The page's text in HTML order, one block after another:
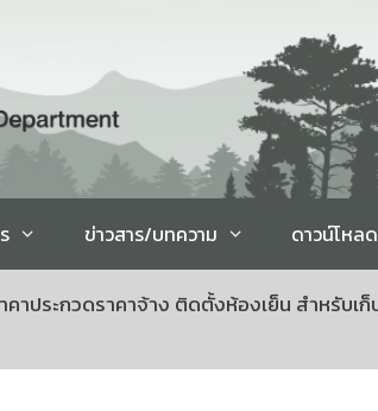
ข่าวสาร/บทความ ดาวน์โหลด
คาประกวดราคาจ้าง ติดตั้งห้องเย็น สำหรั